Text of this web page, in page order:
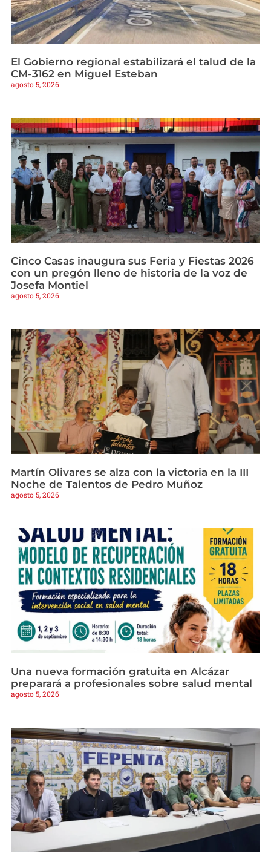
El Gobierno regional estabilizará el talud de la
CM-3162 en Miguel Esteban
agosto 5, 2026
Cinco Casas inaugura sus Feria y Fiestas 2026
con un pregón lleno de historia de la voz de
Josefa Montiel
agosto 5, 2026
Martín Olivares se alza con la victoria en la III
Noche de Talentos de Pedro Muñoz
agosto 5, 2026
Una nueva formación gratuita en Alcázar
preparará a profesionales sobre salud mental
agosto 5, 2026